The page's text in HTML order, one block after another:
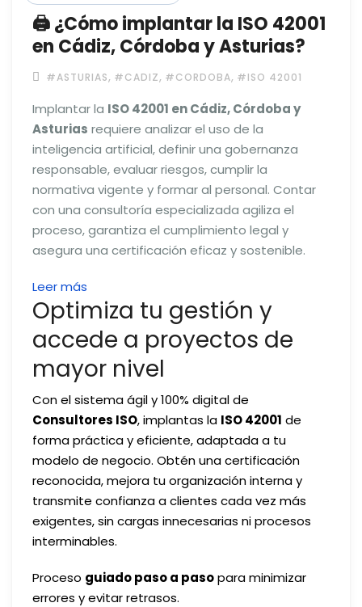
🖨️ ¿Cómo implantar la ISO 42001
en Cádiz, Córdoba y Asturias?
#ASTURIAS, #CADIZ, #CORDOBA, #ISO 42001
Implantar la ISO 42001 en Cádiz, Córdoba y
Asturias requiere analizar el uso de la
inteligencia artificial, definir una gobernanza
responsable, evaluar riesgos, cumplir la
normativa vigente y formar al personal. Contar
con una consultoría especializada agiliza el
proceso, garantiza el cumplimiento legal y
asegura una certificación eficaz y sostenible.
Leer más
🖨️
implantar
la
42001
en
Cádiz,
Córdoba
y
Asturias?
Optimiza tu gestión y
accede a proyectos de
mayor nivel
Con el sistema ágil y 100% digital de
Consultores ISO, implantas la ISO 42001 de
forma práctica y eficiente, adaptada a tu
modelo de negocio. Obtén una certificación
reconocida, mejora tu organización interna y
transmite confianza a clientes cada vez más
exigentes, sin cargas innecesarias ni procesos
interminables.
Proceso guiado paso a pasopara minimizar
errores y evitar retrasos.